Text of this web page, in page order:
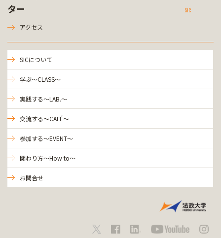
ター
SIC
アクセス
SICについて
学ぶ～CLASS～
実践する～LAB.～
交流する～CAFÉ～
参加する～EVENT～
関わり方～How to～
お問合せ